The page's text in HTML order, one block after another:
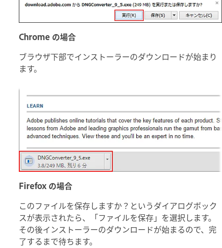
Chrome の場合
ブラウザ下部でインストーラーのダウンロードが始まり
ます。
Firefox の場合
このファイルを保存しますか？というダイアログボック
スが表示されたら、「ファイルを保存」を選択します。
その後インストーラーのダウンロードが始まるので、完
了するまで待ちます。